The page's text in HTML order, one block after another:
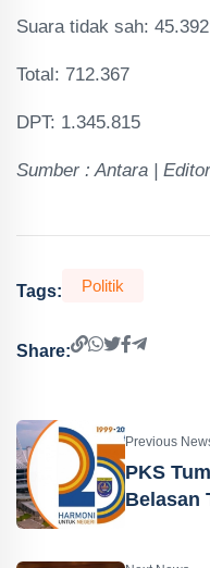
Suara tidak sah: 45.392
Total: 712.367
DPT: 1.345.815
Sumber : Antara |
Tags: Politik
Share:
Previous
PKS
Belasan